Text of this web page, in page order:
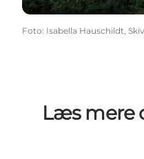
Foto: Isabella Hauschildt,
Læs mere